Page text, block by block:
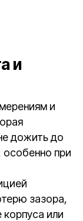
и
и
дожить до
при
зазора,
или